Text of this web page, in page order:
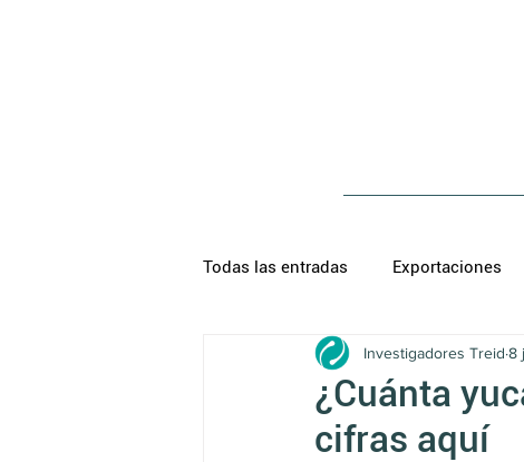
Todas las entradas Exportaciones
¿Cuánta
cifras aquí
Investigadores Treid 8